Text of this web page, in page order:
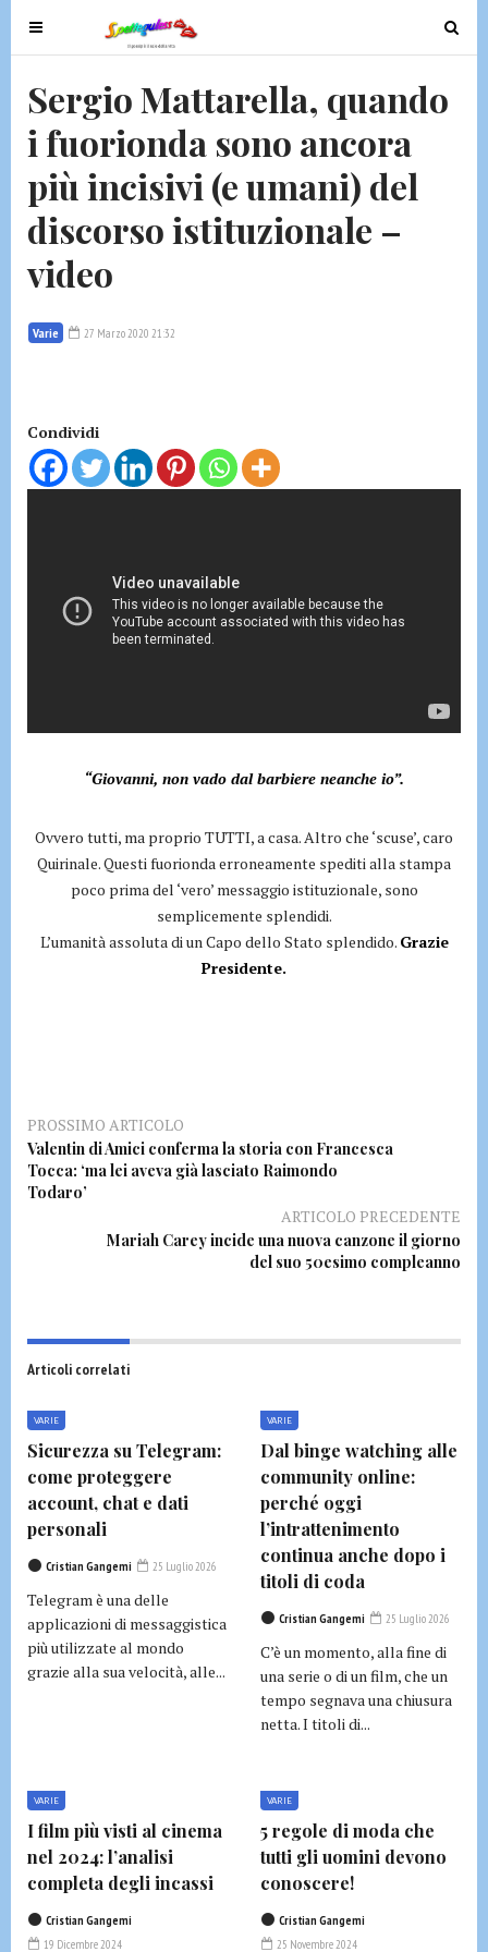
T
o
g
l
e
n
a
v
g
t
T
o
g
Sergio Mattarella, quando
i fuorionda sono ancora
più incisivi (e umani) del
discorso istituzionale –
video
Varie 27 Marzo 2020 21:32
Condividi
“Giovanni, non vado dal barbiere neanche io”.
Ovvero tutti, ma proprio TUTTI, a casa. Altro che ‘scuse’, caro
Quirinale. Questi fuorionda erroneamente spediti alla stampa
poco prima del ‘vero’ messaggio istituzionale, sono
semplicemente splendidi.
L’umanità assoluta di un Capo dello Stato splendido. Grazie
Presidente.
PROSSIMO ARTICOLO
Valentin di Amici conferma la storia con Francesca
Tocca: ‘ma lei aveva già lasciato Raimondo
Todaro’
ARTICOLO PRECEDENTE
Mariah Carey incide una nuova canzone il giorno
del suo 50esimo compleanno
Articoli correlati
VARIE
Sicurezza su Telegram:
come proteggere
account, chat e dati
personali
Cristian Gangemi 25 Luglio 2026
Telegram è una delle
applicazioni di messaggistica
più utilizzate al mondo
grazie alla sua velocità, alle...
VARIE
Dal binge watching alle
community online:
perché oggi
l’intrattenimento
continua anche dopo i
titoli di coda
Cristian Gangemi 25 Luglio 2026
C’è un momento, alla fine di
una serie o di un film, che un
tempo segnava una chiusura
netta. I titoli di...
VARIE
I film più visti al cinema
nel 2024: l’analisi
completa degli incassi
Cristian Gangemi
19 Dicembre 2024
VARIE
5 regole di moda che
tutti gli uomini devono
conoscere!
Cristian Gangemi
25 Novembre 2024